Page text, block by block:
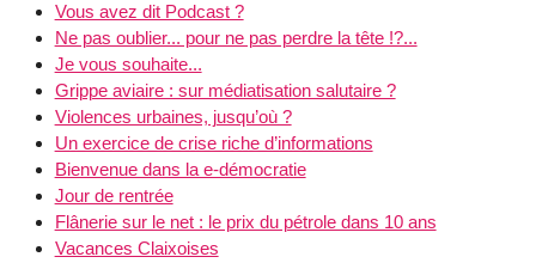
Vous avez dit Podcast ?
Ne pas oublier... pour ne pas perdre la tête !?...
Je vous souhaite...
Grippe aviaire : sur médiatisation salutaire ?
Violences urbaines, jusqu’où ?
Un exercice de crise riche d’informations
Bienvenue dans la e-démocratie
Jour de rentrée
Flânerie sur le net : le prix du pétrole dans 10 ans
Vacances Claixoises